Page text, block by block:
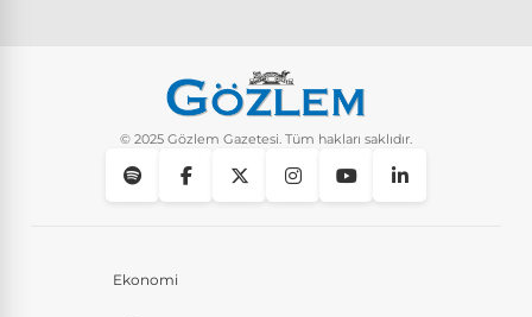
Instagram’da keşfet nasıl temizlenir?
© 2025 Gözlem Gazetesi. Tüm hakları saklıdır.
Ekonomi